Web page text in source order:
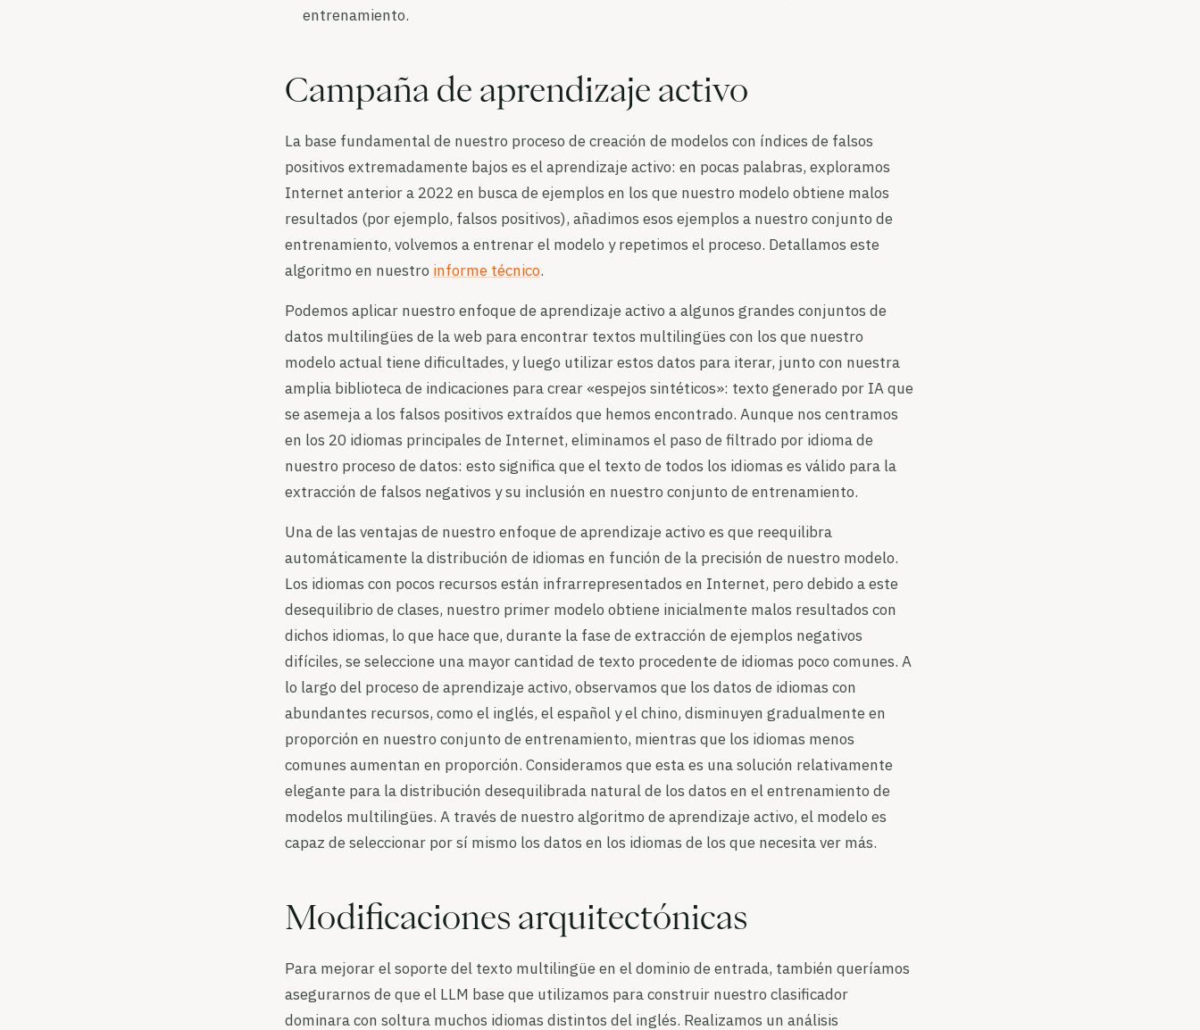
entrenamiento.
Campaña de aprendizaje activo
La base fundamental de nuestro proceso de creación de modelos con índices de falsos
positivos extremadamente bajos es el aprendizaje activo: en pocas palabras, exploramos
Internet anterior a 2022 en busca de ejemplos en los que nuestro modelo obtiene malos
resultados (por ejemplo, falsos positivos), añadimos esos ejemplos a nuestro conjunto de
entrenamiento, volvemos a entrenar el modelo y repetimos el proceso. Detallamos este
algoritmo en nuestro informe técnico.
Podemos aplicar nuestro enfoque de aprendizaje activo a algunos grandes conjuntos de
datos multilingües de la web para encontrar textos multilingües con los que nuestro
modelo actual tiene dificultades, y luego utilizar estos datos para iterar, junto con nuestra
amplia biblioteca de indicaciones para crear «espejos sintéticos»: texto generado por IA que
se asemeja a los falsos positivos extraídos que hemos encontrado. Aunque nos centramos
en los 20 idiomas principales de Internet, eliminamos el paso de filtrado por idioma de
nuestro proceso de datos: esto significa que el texto de todos los idiomas es válido para la
extracción de falsos negativos y su inclusión en nuestro conjunto de entrenamiento.
Una de las ventajas de nuestro enfoque de aprendizaje activo es que reequilibra
automáticamente la distribución de idiomas en función de la precisión de nuestro modelo.
Los idiomas con pocos recursos están infrarrepresentados en Internet, pero debido a este
desequilibrio de clases, nuestro primer modelo obtiene inicialmente malos resultados con
dichos idiomas, lo que hace que, durante la fase de extracción de ejemplos negativos
difíciles, se seleccione una mayor cantidad de texto procedente de idiomas poco comunes. A
lo largo del proceso de aprendizaje activo, observamos que los datos de idiomas con
abundantes recursos, como el inglés, el español y el chino, disminuyen gradualmente en
proporción en nuestro conjunto de entrenamiento, mientras que los idiomas menos
comunes aumentan en proporción. Consideramos que esta es una solución relativamente
elegante para la distribución desequilibrada natural de los datos en el entrenamiento de
modelos multilingües. A través de nuestro algoritmo de aprendizaje activo, el modelo es
capaz de seleccionar por sí mismo los datos en los idiomas de los que necesita ver más.
Modificaciones arquitectónicas
Para mejorar el soporte del texto multilingüe en el dominio de entrada, también queríamos
asegurarnos de que el LLM base que utilizamos para construir nuestro clasificador
dominara con soltura muchos idiomas distintos del inglés. Realizamos un análisis